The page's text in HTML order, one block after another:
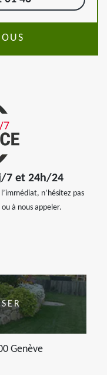
7 et 24h/24
n’hésitez pas
à nous appeler.
Genève